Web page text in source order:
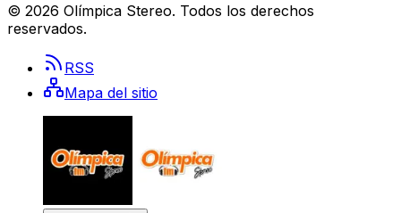
© 2026 Olímpica Stereo. Todos los derechos
reservados.
RSS
Mapa del sitio